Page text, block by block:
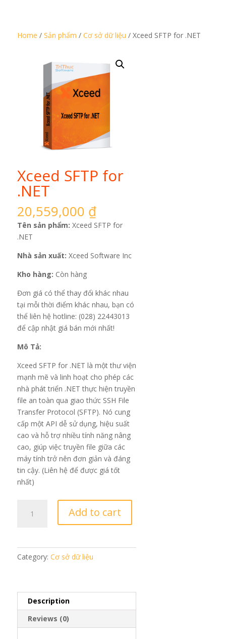
Home / Sản phẩm / Cơ sở dữ liệu / Xceed SFTP for .NET
Xceed SFTP for
.NET
20,559,000 ₫
Tên sản phẩm: Xceed SFTP for
.NET
Nhà sản xuất: Xceed Software Inc
Kho hàng: Còn hàng
Đơn giá có thể thay đổi khác nhau
tại mỗi thời điểm khác nhau, bạn có
thể liên hệ hotline: (028) 22443013
để cập nhật giá bán mới nhất!
Mô Tả:
Xceed SFTP for .NET là một thư viện
mạnh mẽ và linh hoạt cho phép các
nhà phát triển .NET thực hiện truyền
file an toàn qua giao thức SSH File
Transfer Protocol (SFTP). Nó cung
cấp một API dễ sử dụng, hiệu suất
cao và hỗ trợ nhiều tính năng nâng
cao, giúp việc truyền file giữa các
máy tính trở nên đơn giản và đáng
tin cậy. (Liên hệ để được giá tốt
nhất)
SFTP
Add to cart
Category: Cơ sở dữ liệu
Description
Reviews (0)